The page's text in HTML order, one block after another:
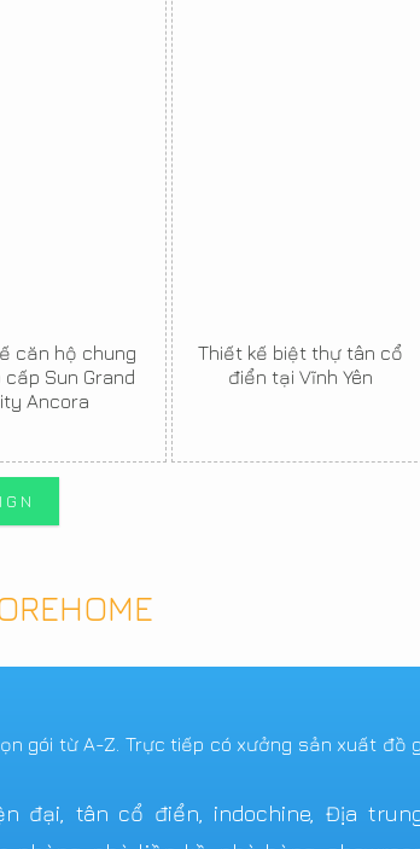
căn hộ chung
Sun Grand
Ancora
Thiết kế biệt thự tân cổ
điển tại Vĩnh Yên
gói từ A-Z. Trực tiếp có xưởng sản xuất đồ
đại, tân cổ điển, indochine, Địa